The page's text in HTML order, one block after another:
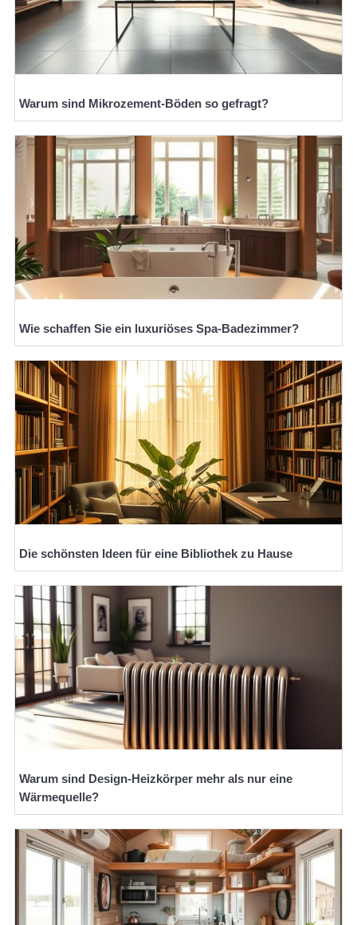
Warum sind Mikrozement-Böden so gefragt?
Wie schaffen Sie ein luxuriöses Spa-Badezimmer?
Die schönsten Ideen für eine Bibliothek zu Hause
Warum sind Design-Heizkörper mehr als nur eine
Wärmequelle?